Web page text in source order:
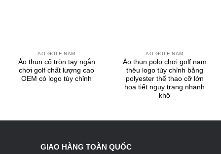
ÁO GOLF NAM
Áo thun cổ tròn tay ngắn
chơi golf chất lượng cao
OEM có logo tùy chỉnh
ÁO GOLF NAM
Áo thun polo chơi golf nam
thêu logo tùy chỉnh bằng
polyester thể thao cỡ lớn
họa tiết ngụy trang nhanh
khô
GIAO HÀNG TOÀN QUỐC